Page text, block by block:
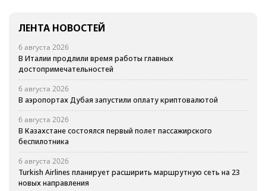
ЛЕНТА НОВОСТЕЙ
6 августа 2026
В Италии продлили время работы главных
достопримечательностей
6 августа 2026
В аэропортах Дубая запустили оплату криптовалютой
6 августа 2026
В Казахстане состоялся первый полет пассажирского
беспилотника
6 августа 2026
Turkish Airlines планирует расширить маршрутную сеть на 23
новых направления